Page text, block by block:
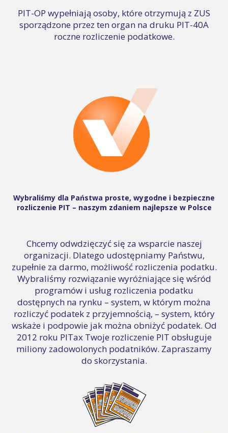
PIT-OP wypełniają osoby, które otrzymują z ZUS
sporządzone przez ten organ na druku PIT-40A
roczne rozliczenie podatkowe.
Wybraliśmy dla Państwa proste, wygodne i bezpieczne
rozliczenie PIT – naszym zdaniem najlepsze w Polsce
Chcemy odwdzięczyć się za wsparcie naszej
organizacji. Dlatego udostępniamy Państwu,
zupełnie za darmo, możliwość rozliczenia podatku.
Wybraliśmy rozwiązanie wyróżniające się wśród
programów i usług rozliczenia podatku
dostępnych na rynku – system, w którym można
rozliczyć podatek z przyjemnością, – system, który
wskaże i podpowie jak można obniżyć podatek. Od
2012 roku PITax Twoje rozliczenie PIT obsługuje
miliony zadowolonych podatników. Zapraszamy
do skorzystania.